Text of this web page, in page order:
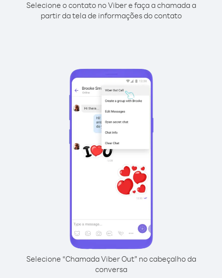
Selecione o contato no Viber e faça a chamada a
partir da tela de informações do contato
Selecione “Chamada Viber Out” no cabeçalho da
conversa